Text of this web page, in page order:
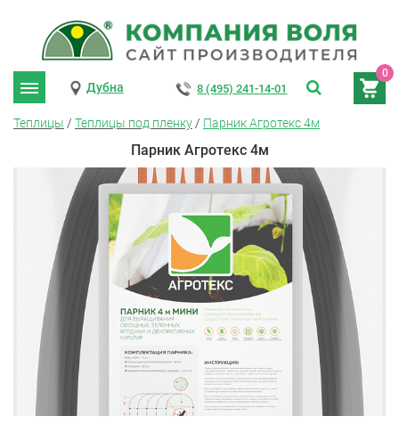
0
Дубна 8 (495) 241-14-01
Теплицы / Теплицы под пленку / Парник Агротекс 4м
Парник Агротекс 4м